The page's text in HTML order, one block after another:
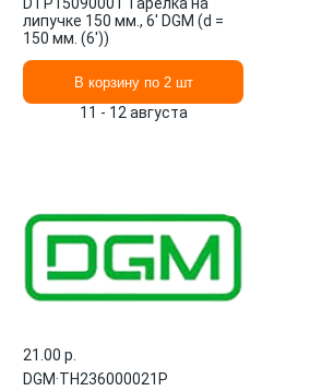
липучке 150 мм., 6' DGM (d =
150 мм. (6'))
В корзину по 2 шт
11 - 12 августа
21.00 p.
DGM·TH236000021P